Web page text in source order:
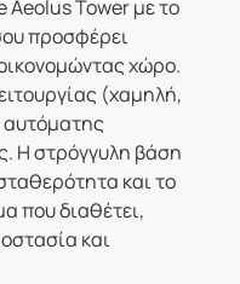
Tower με το
προσφέρει
χώρο.
(χαμηλή,
αυτόματης
Η στρόγγυλη βάση
και το
που διαθέτει,
και